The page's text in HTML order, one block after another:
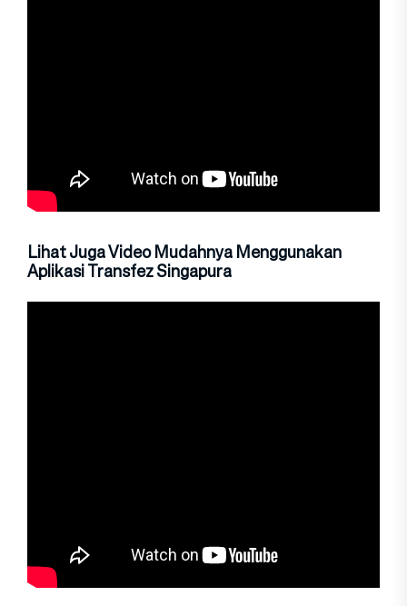
Lihat Juga Video Mudahnya Menggunakan
Aplikasi Transfez Singapura